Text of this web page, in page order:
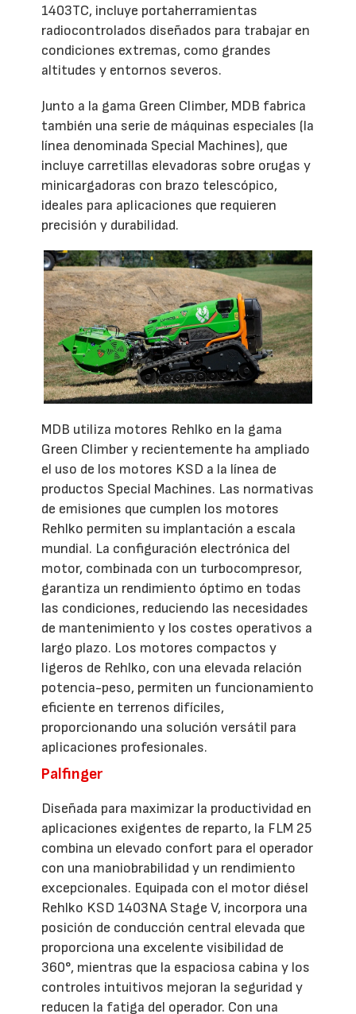
1403TC, incluye portaherramientas
radiocontrolados diseñados para trabajar en
condiciones extremas, como grandes
altitudes y entornos severos.
Junto a la gama Green Climber, MDB fabrica
también una serie de máquinas especiales (la
línea denominada Special Machines), que
incluye carretillas elevadoras sobre orugas y
minicargadoras con brazo telescópico,
ideales para aplicaciones que requieren
precisión y durabilidad.
MDB utiliza motores Rehlko en la gama
Green Climber y recientemente ha ampliado
el uso de los motores KSD a la línea de
productos Special Machines. Las normativas
de emisiones que cumplen los motores
Rehlko permiten su implantación a escala
mundial. La configuración electrónica del
motor, combinada con un turbocompresor,
garantiza un rendimiento óptimo en todas
las condiciones, reduciendo las necesidades
de mantenimiento y los costes operativos a
largo plazo. Los motores compactos y
ligeros de Rehlko, con una elevada relación
potencia-peso, permiten un funcionamiento
eficiente en terrenos difíciles,
proporcionando una solución versátil para
aplicaciones profesionales.
Palfinger
Diseñada para maximizar la productividad en
aplicaciones exigentes de reparto, la FLM 25
combina un elevado confort para el operador
con una maniobrabilidad y un rendimiento
excepcionales. Equipada con el motor diésel
Rehlko KSD 1403NA Stage V, incorpora una
posición de conducción central elevada que
proporciona una excelente visibilidad de
360°, mientras que la espaciosa cabina y los
controles intuitivos mejoran la seguridad y
reducen la fatiga del operador. Con una